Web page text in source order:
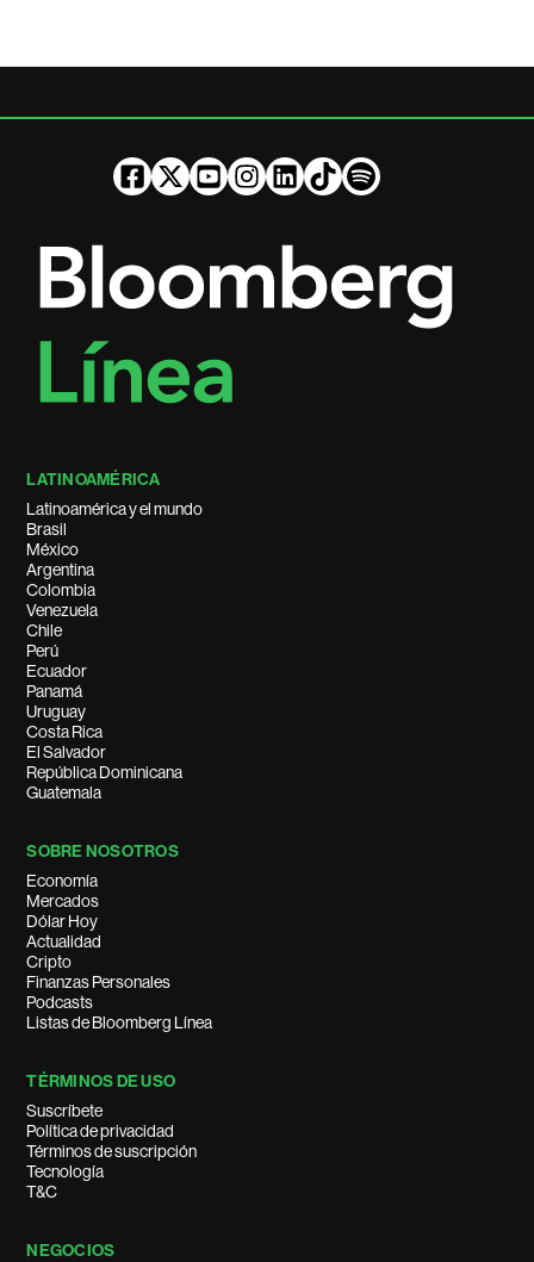
LATINOAMÉRICA
Latinoamérica y el mundo
Brasil
México
Argentina
Colombia
Venezuela
Chile
Perú
Ecuador
Panamá
Uruguay
Costa Rica
El Salvador
República Dominicana
Guatemala
SOBRE NOSOTROS
Economía
Mercados
Dólar Hoy
Actualidad
Cripto
Finanzas Personales
Podcasts
Listas de Bloomberg Línea
TÉRMINOS DE USO
Suscríbete
Política de privacidad
Términos de suscripción
Tecnología
T&C
NEGOCIOS